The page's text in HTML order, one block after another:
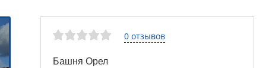
0 отзывов
Башня Орел